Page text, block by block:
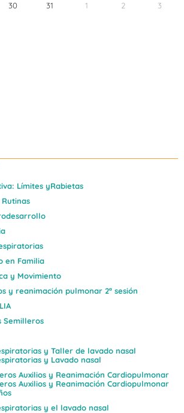
30 31 1 2 3
Límites yRabietas
en Familia
y Movimiento
y reanimación pulmonar 2ª sesión
Semilleros
y Taller de lavado nasal
y Lavado nasal
Auxilios y Reanimación Cardiopulmonar
Auxilios y Reanimación Cardiopulmonar
y el lavado nasal